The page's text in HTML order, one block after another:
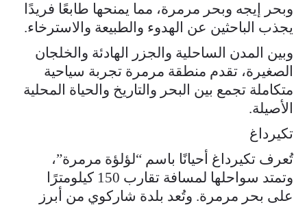
وبحر إيجه وبحر مرمرة، مما يمنحها طابعًا فريدًا
يجذب الباحثين عن الهدوء والطبيعة والاسترخاء.
وبين المدن الساحلية والجزر الهادئة والخلجان
الصغيرة، تقدم منطقة مرمرة تجربة سياحية
متكاملة تجمع بين البحر والتاريخ والحياة المحلية
الأصيلة.
تكيرداغ
تُعرف تكيرداغ أحيانًا باسم “لؤلؤة مرمرة”،
وتمتد سواحلها لمسافة تقارب 150 كيلومترًا
على بحر مرمرة. وتُعد بلدة شاركوي من أبرز